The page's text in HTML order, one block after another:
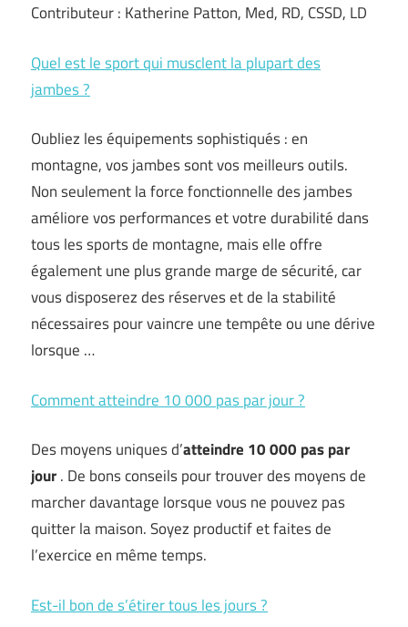
Contributeur : Katherine Patton, Med, RD, CSSD, LD
Quel est le sport qui musclent la plupart des
jambes ?
Oubliez les équipements sophistiqués : en
montagne, vos jambes sont vos meilleurs outils.
Non seulement la force fonctionnelle des jambes
améliore vos performances et votre durabilité dans
tous les sports de montagne, mais elle offre
également une plus grande marge de sécurité, car
vous disposerez des réserves et de la stabilité
nécessaires pour vaincre une tempête ou une dérive
lorsque …
Comment atteindre 10 000 pas par jour ?
Des moyens uniques d’atteindre 10 000 pas par
jour. De bons conseils pour trouver des moyens de
marcher davantage lorsque vous ne pouvez pas
quitter la maison. Soyez productif et faites de
l’exercice en même temps.
Est-il bon de s’étirer tous les jours ?